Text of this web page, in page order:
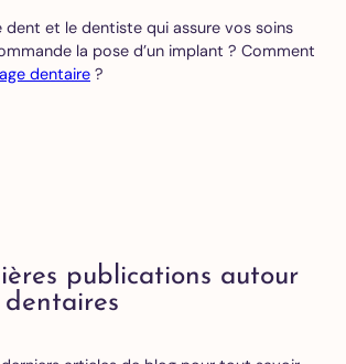
dent et le dentiste qui assure vos soins
la pose d’un implant ? Comment
dentaire ?
publications autour
dentaires